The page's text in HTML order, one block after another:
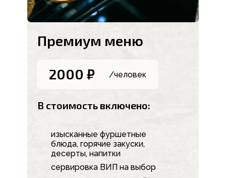
2000 ₽ /человек
изысканные фуршетные
блюда, горячие закуски,
десерты, напитки
сервировка ВИП на выбор
В стоимость включено:
Премиум меню